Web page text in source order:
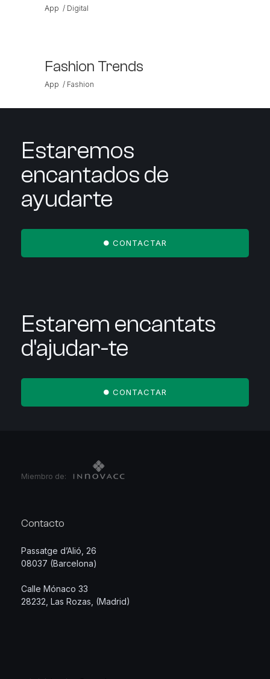
App Digital
Fashion Trends
App Fashion
Estaremos
encantados de
ayudarte
CONTACTAR
Estarem encantats
d'ajudar-te
CONTACTAR
Miembro de:
Contacto
Passatge d’Alió, 26
08037 (Barcelona)
Calle Mónaco 33
28232, Las Rozas, (Madrid)